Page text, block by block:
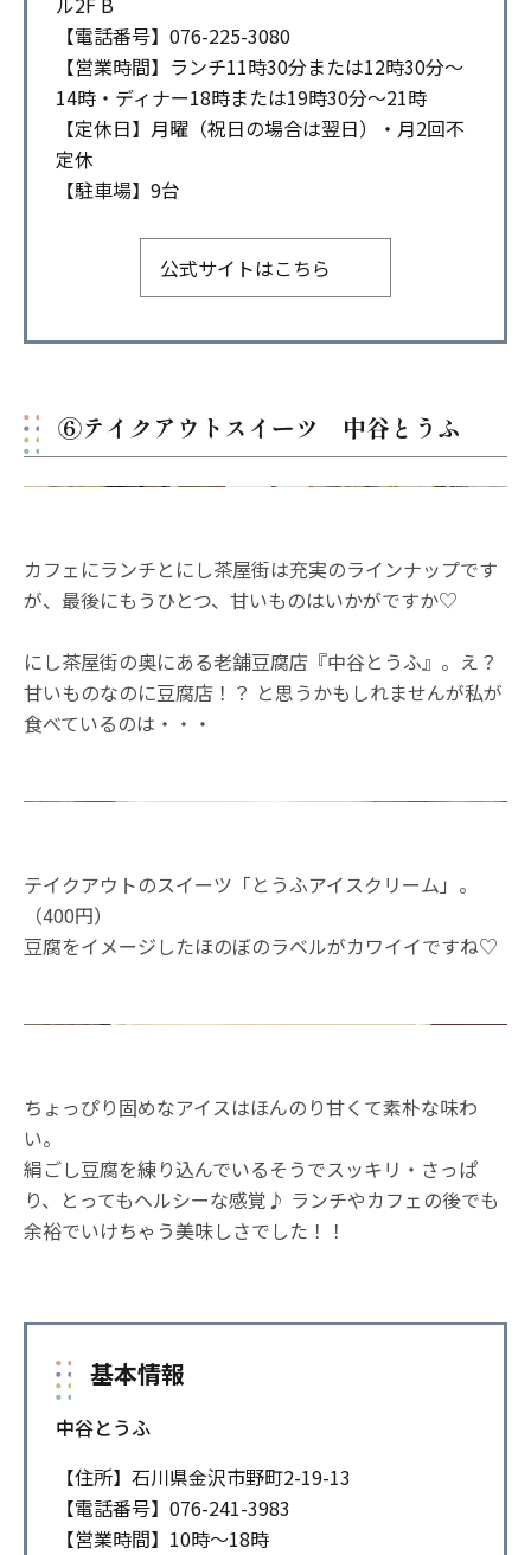
【電話番号】076-225-3080
【営業時間】ランチ11時30分または12時30分～
14時・ディナー18時または19時30分～21時
【定休日】月曜（祝日の場合は翌日）・月2回不
定休
【駐車場】9台
公式サイトはこちら
⑥テイクアウトスイーツ 中谷とうふ
カフェにランチとにし茶屋街は充実のラインナップです
が、最後にもうひとつ、甘いものはいかがですか♡
にし茶屋街の奥にある老舗豆腐店『中谷とうふ』。え？
甘いものなのに豆腐店！？ と思うかもしれませんが私が
食べているのは・・・
テイクアウトのスイーツ「とうふアイスクリーム」。
（400円）
豆腐をイメージしたほのぼのラベルがカワイイですね♡
ちょっぴり固めなアイスはほんのり甘くて素朴な味わ
い。
絹ごし豆腐を練り込んでいるそうでスッキリ・さっぱ
り、とってもヘルシーな感覚♪ ランチやカフェの後でも
余裕でいけちゃう美味しさでした！！
基本情報
中谷とうふ
【住所】石川県金沢市野町2-19-13
【電話番号】076-241-3983
【営業時間】10時～18時